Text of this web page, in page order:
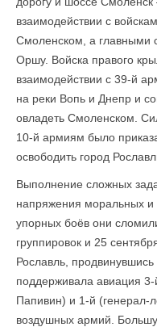
взаимодействии с
Смоленском, а главными
Оршу. Войска правого
взаимодействии с 39-й
на реки Вопь и Днепр и
овладеть Смоленском.
10-й армиям было
освободить город
Выполнение сложных
напряжения моральных и
упорных боёв они
группировок и 25
Рославль,
поддерживала авиация
Папивин) и 1-й (генерал-
воздушных армий.